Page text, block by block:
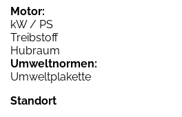
Motor:
kW / PS
Treibstoff
Hubraum
Umweltnormen:
Umweltplakette
Standort